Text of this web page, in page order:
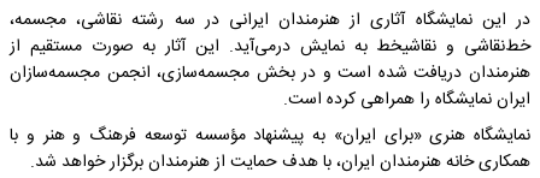
در این نمایشگاه آثاری از هنرمندان ایرانی در سه رشته نقاشی، مجسمه،
خط‌نقاشی و نقاشیخط به نمایش درمی‌آید. این آثار به صورت مستقیم از
هنرمندان دریافت شده است و در بخش مجسمه‌سازی، انجمن مجسمه‌سازان
ایران نمایشگاه را همراهی کرده است.
نمایشگاه هنری «برای ایران» به پیشنهاد مؤسسه توسعه فرهنگ و هنر و با
همکاری خانه هنرمندان ایران، با هدف حمایت از هنرمندان برگزار خواهد شد.